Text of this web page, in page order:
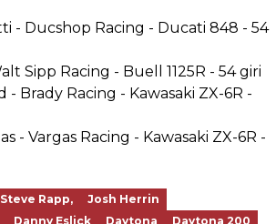
- Ducshop Racing - Ducati 848 - 54
Sipp Racing - Buell 1125R - 54 giri
- Brady Racing - Kawasaki ZX-6R -
- Vargas Racing - Kawasaki ZX-6R -
Steve Rapp,
Josh Herrin
Danny Eslick Daytona
Daytona 200